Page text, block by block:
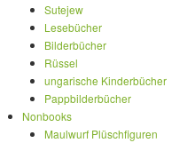
Sutejew
Lesebücher
Bilderbücher
Rüssel
ungarische Kinderbücher
Pappbilderbücher
Nonbooks
Maulwurf Plüschfiguren